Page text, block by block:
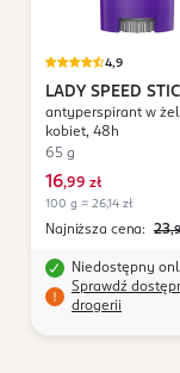
4,9
LADY SPEED
5
antyperspirant w
kobiet, 48h
65 g
16,99 zł
100 g = 26,14 zł
Najniższa cena: 23
Niedostępny
Sprawdź
drogerii